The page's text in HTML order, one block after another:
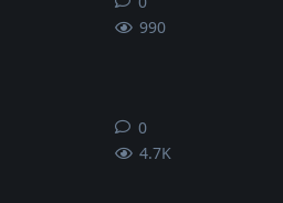
990
4.7K
0